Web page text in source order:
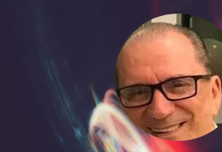
COMUNIDADE